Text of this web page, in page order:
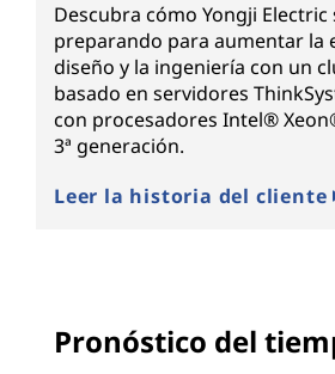
Descubra cómo Yongji Electric
preparando para aumentar la
diseño y la ingeniería con un
basado en servidores
con procesadores Intel®
3ª generación.
Leer la historia del cliente
Pronóstico del